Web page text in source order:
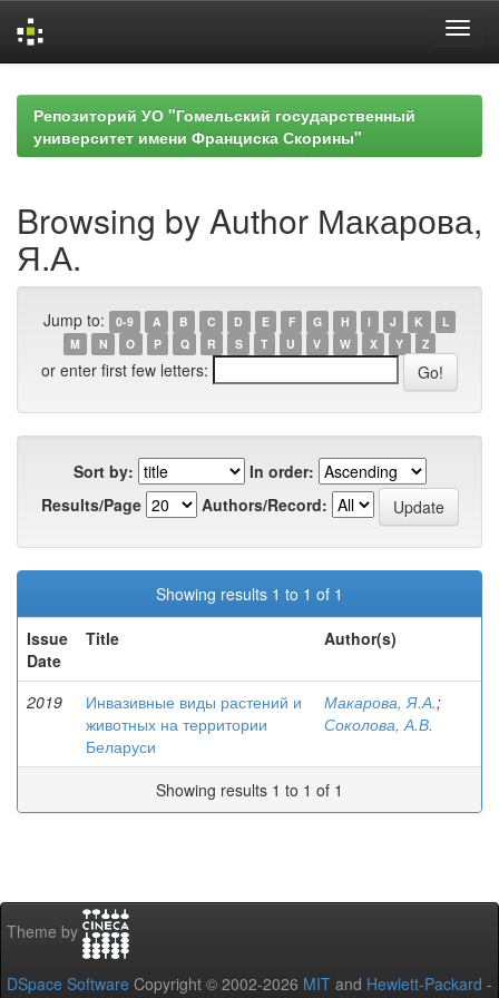
navigationРепозиторий УО "Гомельский государственный
университет имени Франциска Скорины"
Browsing by Author Макарова,
Я.А.
Jump to: 0-9 A B C D E F G H I J K
L
M
N O P Q R S T U V W X Y Z
or enter first few letters:
Sort by:
In order:
Results/Page
Authors/Record:
Showing results 1 to 1 of 1
Issue
Date
Title Author(s)
2019
Инвазивные виды растений и
животных на территории
Беларуси
Макарова, Я.А.;
Соколова, А.В.
Showing results 1 to 1 of 1
Theme by
DSpace Software Copyright © 2002-2026 MIT and Hewlett-Packard -